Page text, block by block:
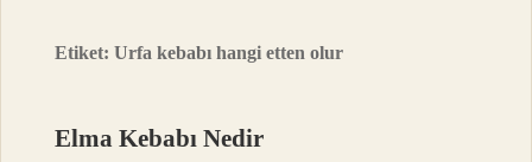
Etiket:Urfa kebabı hangi etten olur
Elma Kebabı Nedir